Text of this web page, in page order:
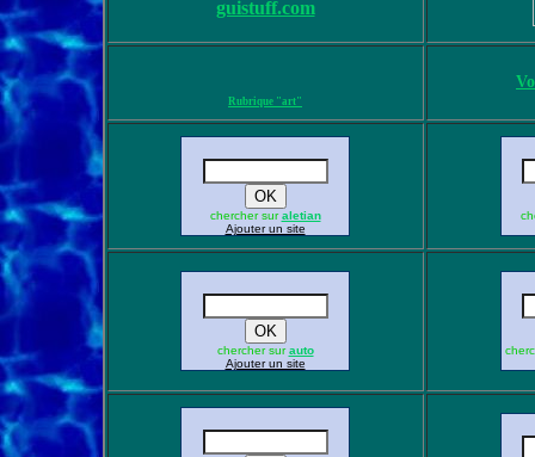
guistuff.com
Rubrique "art"
chercher suraletian
Ajouter un site
chercher surauto
Ajouter un site